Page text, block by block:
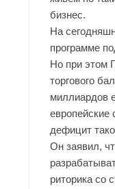
бизнес.
На
программе
Но при этом
торгового
миллиардов
дефицит
Он заявил,
риторика со